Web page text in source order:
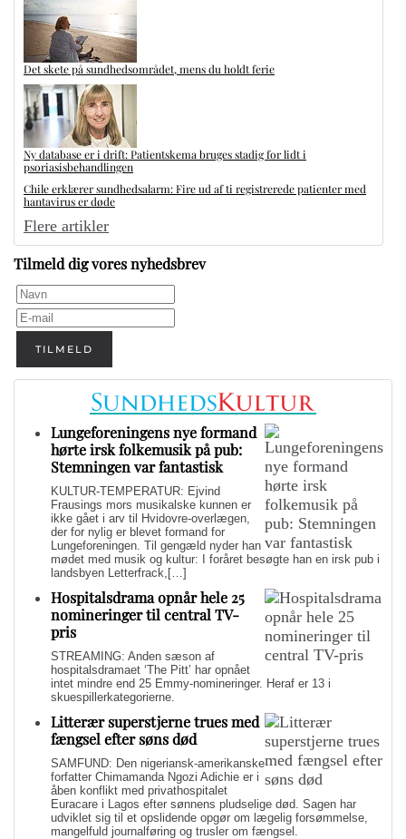
Det skete på sundhedsområdet, mens du holdt ferie
Ny database er i drift: Patientskema bruges stadig for lidt i
psoriasisbehandlingen
Chile erklærer sundhedsalarm: Fire ud af ti registrerede patienter med
hantavirus er døde
Flere artikler
Tilmeld dig vores nyhedsbrev
TILMELD
Lungeforeningens nye formand
hørte irsk folkemusik på pub:
Stemningen var fantastisk
KULTUR-TEMPERATUR: Ejvind
Frausings mors musikalske kunnen er
ikke gået i arv til Hvidovre-overlægen,
der for nylig er blevet formand for
Lungeforeningen. Til gengæld nyder han
mødet med musik og kultur: I foråret besøgte han en irsk pub i
landsbyen Letterfrack,[…]
Hospitalsdrama opnår hele 25
nomineringer til central TV-
pris
STREAMING: Anden sæson af
hospitalsdramaet ‘The Pitt’ har opnået
intet mindre end 25 Emmy-nomineringer. Heraf er 13 i
skuespillerkategorierne.
Litterær superstjerne trues med
fængsel efter søns død
SAMFUND: Den nigeriansk-amerikanske
forfatter Chimamanda Ngozi Adichie er i
åben konflikt med privathospitalet
Euracare i Lagos efter sønnens pludselige død. Sagen har
udviklet sig til et opslidende opgør om lægelig forsømmelse,
mangelfuld journalføring og trusler om fængsel.